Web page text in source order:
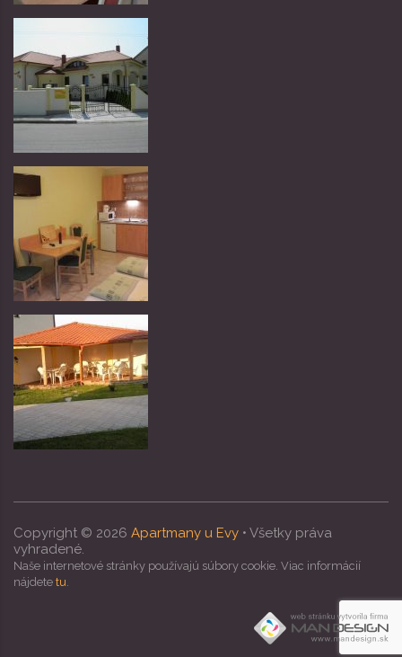
Copyright © 2026 Apartmany u Evy • Všetky práva
vyhradené.
Naše internetové stránky používajú súbory cookie. Viac informácií
nájdete tu.